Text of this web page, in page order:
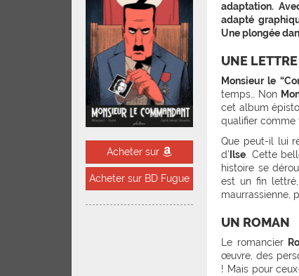
Acheter sur
Acheter sur BD Fugue
adaptation.
adapté
Une plongée
UNE LETTRE
Monsieur le
temps… Non
cet album
qualifier comme
Que peut-il lui
d’ Ilse. Cette
histoire se
est un fin
maurrassienne,
UN ROMAN
Le romancier
œuvre, des
! Mais pour